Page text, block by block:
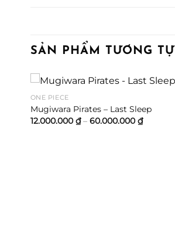
SẢN PHẨM TƯƠNG TỰ
ONE PIECE
Mugiwara Pirates – Last Sleep
12.000.000₫ – 60.000.000₫Khoảng